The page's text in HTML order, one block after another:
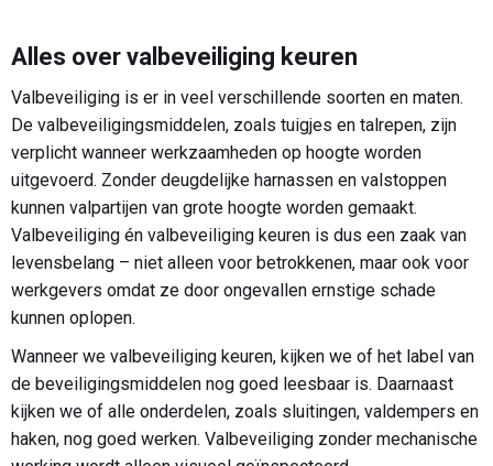
Alles over valbeveiliging keuren
Valbeveiliging is er in veel verschillende soorten en maten.
De valbeveiligingsmiddelen, zoals tuigjes en talrepen, zijn
verplicht wanneer werkzaamheden op hoogte worden
uitgevoerd. Zonder deugdelijke harnassen en valstoppen
kunnen valpartijen van grote hoogte worden gemaakt.
Valbeveiliging én valbeveiliging keuren is dus een zaak van
levensbelang – niet alleen voor betrokkenen, maar ook voor
werkgevers omdat ze door ongevallen ernstige schade
kunnen oplopen.
Wanneer we valbeveiliging keuren, kijken we of het label van
de beveiligingsmiddelen nog goed leesbaar is. Daarnaast
kijken we of alle onderdelen, zoals sluitingen, valdempers en
haken, nog goed werken. Valbeveiliging zonder mechanische